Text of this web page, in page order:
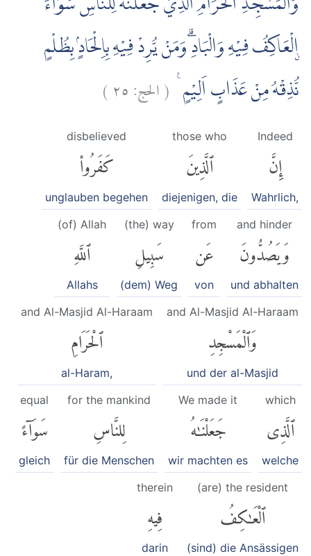
ۨالْعَاكِفُ فِيْهِ وَالْبَادِۗ وَمَنْ يُّرِدْ فِيْهِ بِاِلْحَادٍۢ بِظُلْمٍ
نُّذِقْهُ مِنْ عَذَابٍ اَلِيْمٍ ࣖ (الحج:٢٥)
Indeed
إِنَّ
Wahrlich,
those who
ٱلَّذِينَ
diejenigen, die
disbelieved
كَفَرُوا۟
unglauben begehen
and hinder
وَيَصُدُّونَ
und abhalten
from
عَن
von
(the) way
سَبِيلِ
(dem) Weg
(of) Allah
ٱللَّهِ
Allahs
and Al-Masjid Al-Haraam
وَٱلْمَسْجِدِ
und der al-Masjid
and Al-Masjid Al-Haraam
ٱلْحَرَامِ
al-Haram,
which
ٱلَّذِى
welche
We made it
جَعَلْنَٰهُ
wir machten es
for the mankind
لِلنَّاسِ
für die Menschen
equal
سَوَآءً
gleich
(are) the resident
ٱلْعَٰكِفُ
(sind) die Ansässigen
therein
فِيهِ
darin